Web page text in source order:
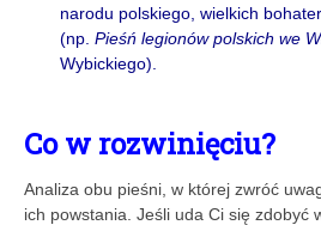
narodu polskiego, wielkich
(np. Pieśń legionów polskich we
Wybickiego).
Co w rozwinięciu?
Analiza obu pieśni, w której zwróć
ich powstania. Jeśli uda Ci się zdobyć